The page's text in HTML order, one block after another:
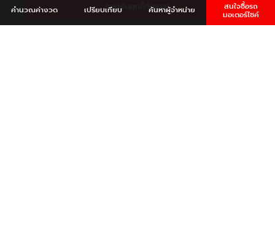
คำนวณค่างวด เปรียบเทียบ ค้นหาผู้จำหน่าย สนใจซื้อรถ
มอเตอร์ไซค์
ยอมรับคุกกี้ทั้งหมด